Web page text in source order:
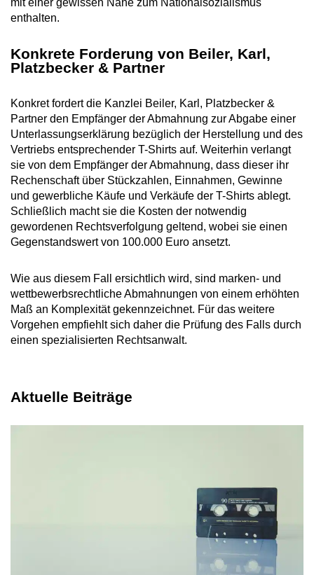
enthalten.
Konkrete Forderung von Beiler, Karl,
Platzbecker & Partner
Konkret fordert die Kanzlei Beiler, Karl, Platzbecker &
Partner den Empfänger der Abmahnung zur Abgabe einer
Unterlassungserklärung bezüglich der Herstellung und des
Vertriebs entsprechender T-Shirts auf. Weiterhin verlangt
sie von dem Empfänger der Abmahnung, dass dieser ihr
Rechenschaft über Stückzahlen, Einnahmen, Gewinne
und gewerbliche Käufe und Verkäufe der T-Shirts ablegt.
Schließlich macht sie die Kosten der notwendig
gewordenen Rechtsverfolgung geltend, wobei sie einen
Gegenstandswert von 100.000 Euro ansetzt.
Wie aus diesem Fall ersichtlich wird, sind marken- und
wettbewerbsrechtliche Abmahnungen von einem erhöhten
Maß an Komplexität gekennzeichnet. Für das weitere
Vorgehen empfiehlt sich daher die Prüfung des Falls durch
einen spezialisierten Rechtsanwalt.
Aktuelle Beiträge